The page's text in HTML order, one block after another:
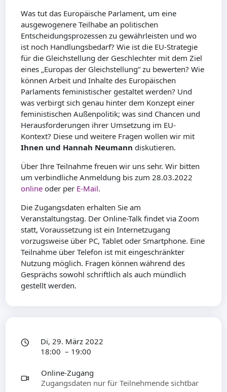
Was tut das Europäische Parlament, um eine
ausgewogenere Teilhabe an politischen
Entscheidungsprozessen zu gewährleisten und wo
ist noch Handlungsbedarf? Wie ist die EU-Strategie
für die Gleichstellung der Geschlechter mit dem Ziel
eines „Europas der Gleichstellung“ zu bewerten? Wie
können Arbeit und Inhalte des Europäischen
Parlaments feministischer gestaltet werden? Und
was verbirgt sich genau hinter dem Konzept einer
feministischen Außenpolitik; was sind Chancen und
Herausforderungen ihrer Umsetzung im EU-
Kontext? Diese und weitere Fragen wollen wir mit
Ihnen und Hannah Neumann diskutieren.
Über Ihre Teilnahme freuen wir uns sehr. Wir bitten
um verbindliche Anmeldung bis zum 28.03.2022
online oder per E-Mail.
Die Zugangsdaten erhalten Sie am
Veranstaltungstag. Der Online-Talk findet via Zoom
statt, Voraussetzung ist ein Internetzugang
vorzugsweise über PC, Tablet oder Smartphone. Eine
Teilnahme über Telefon ist mit eingeschränkter
Nutzung möglich. Fragen können während des
Gesprächs sowohl schriftlich als auch mündlich
gestellt werden.
Di, 29. März 2022
18:00 – 19:00
Online-Zugang
Zugangsdaten nur für Teilnehmende sichtbar